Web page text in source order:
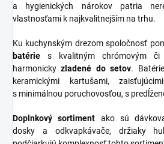
a hygienických nárokov patria
vlastnosťami k najkvalitnejším na trhu.
Ku kuchynským drezom spoločnosť
batérie s kvalitným chrómovým či
harmonickyzladené do setov.
keramickými kartušami,
s minimálnou poruchovosťou, s
Doplnkový sortiment ako sú
dosky a odkvapkávače, držiaky